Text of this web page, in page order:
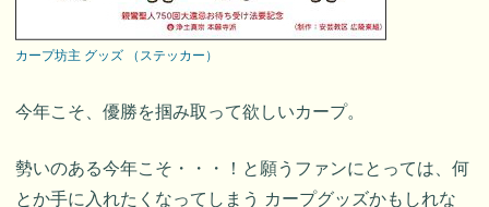
カープ坊主 グッズ （ステッカー）
今年こそ、優勝を掴み取って欲しいカープ。
勢いのある今年こそ・・・！と願うファンにとっては、何
とか手に入れたくなってしまう カープグッズかもしれな